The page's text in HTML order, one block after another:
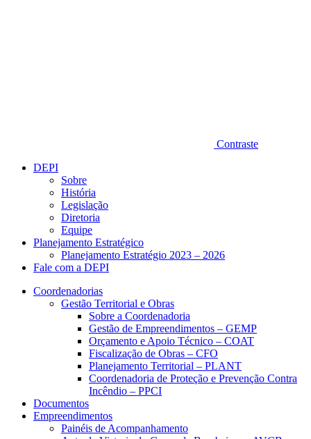
Contraste
DEPI
Sobre
História
Legislação
Diretoria
Equipe
Planejamento Estratégico
Planejamento Estratégio 2023 – 2026
Fale com a DEPI
Coordenadorias
Gestão Territorial e Obras
Sobre a Coordenadoria
Gestão de Empreendimentos – GEMP
Orçamento e Apoio Técnico – COAT
Fiscalização de Obras – CFO
Planejamento Territorial – PLANT
Coordenadoria de Proteção e Prevenção Contra
Incêndio – PPCI
Documentos
Empreendimentos
Painéis de Acompanhamento